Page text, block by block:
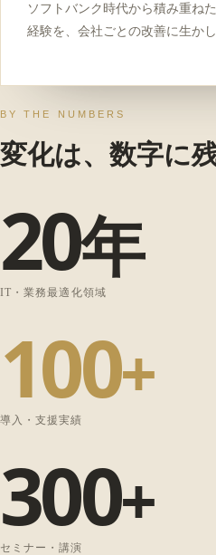
ソフトバンク時代から積み重ね
経験を、会社ごとの改善に生かし
BY THE NUMBERS
変化は、数字に残
20年
IT・業務最適化領域
100+
導入・支援実績
300+
セミナー・講演